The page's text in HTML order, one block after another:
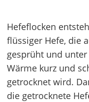
Hefeflocken
flüssiger Hefe, die
gesprüht und
Wärme kurz und
getrocknet wird.
die getrocknete